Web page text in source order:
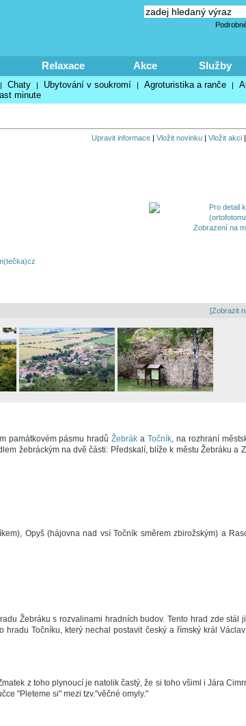
Relaxace Akce Služby
| Chaty | Ubytování v soukromí | Agroturistika a ranče |
minute
Upravit informace| Vložit novinku| Vložit akci|
Zobrazení na
[Zobrazit
památkovém pásmu hradůŽebrák a Točník, na rozhraní
žebráckým na dvě části: Předskalí, blíže k městu Žebráku a
Opyš (hájovna nad vsí Točník směrem zbirožským) a
Žebráku s rozvalinami hradních budov. Tento hrad zde stál
Točníku, který nechal postavit český a římský král
z toho plynoucí je natolik častý, že si toho všiml i Jára
"Pleteme si" mezi tzv."věčné omyly."